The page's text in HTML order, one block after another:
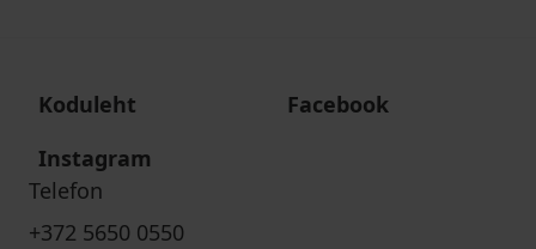
Koduleht
Facebook
Instagram
Telefon
+372 5650 0550